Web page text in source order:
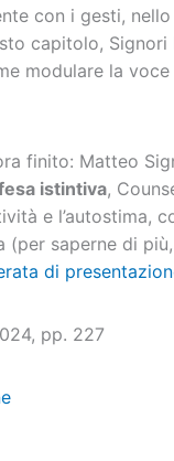
con i gesti,
capitolo,
modulare la voce
finito: Matteo
istintiva,
e l’autostima,
(per saperne di
di
pp. 227